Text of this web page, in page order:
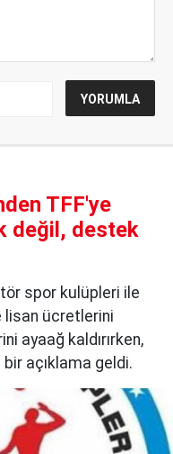
TFF'ye
değil, destek
spor kulüpleri ile
lisan ücretlerini
ayaağ kaldırırken,
açıklama geldi.